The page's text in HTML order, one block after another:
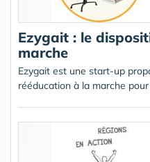
Ezygait : le
marche
Ezygait est une start-up
rééducation à la marche